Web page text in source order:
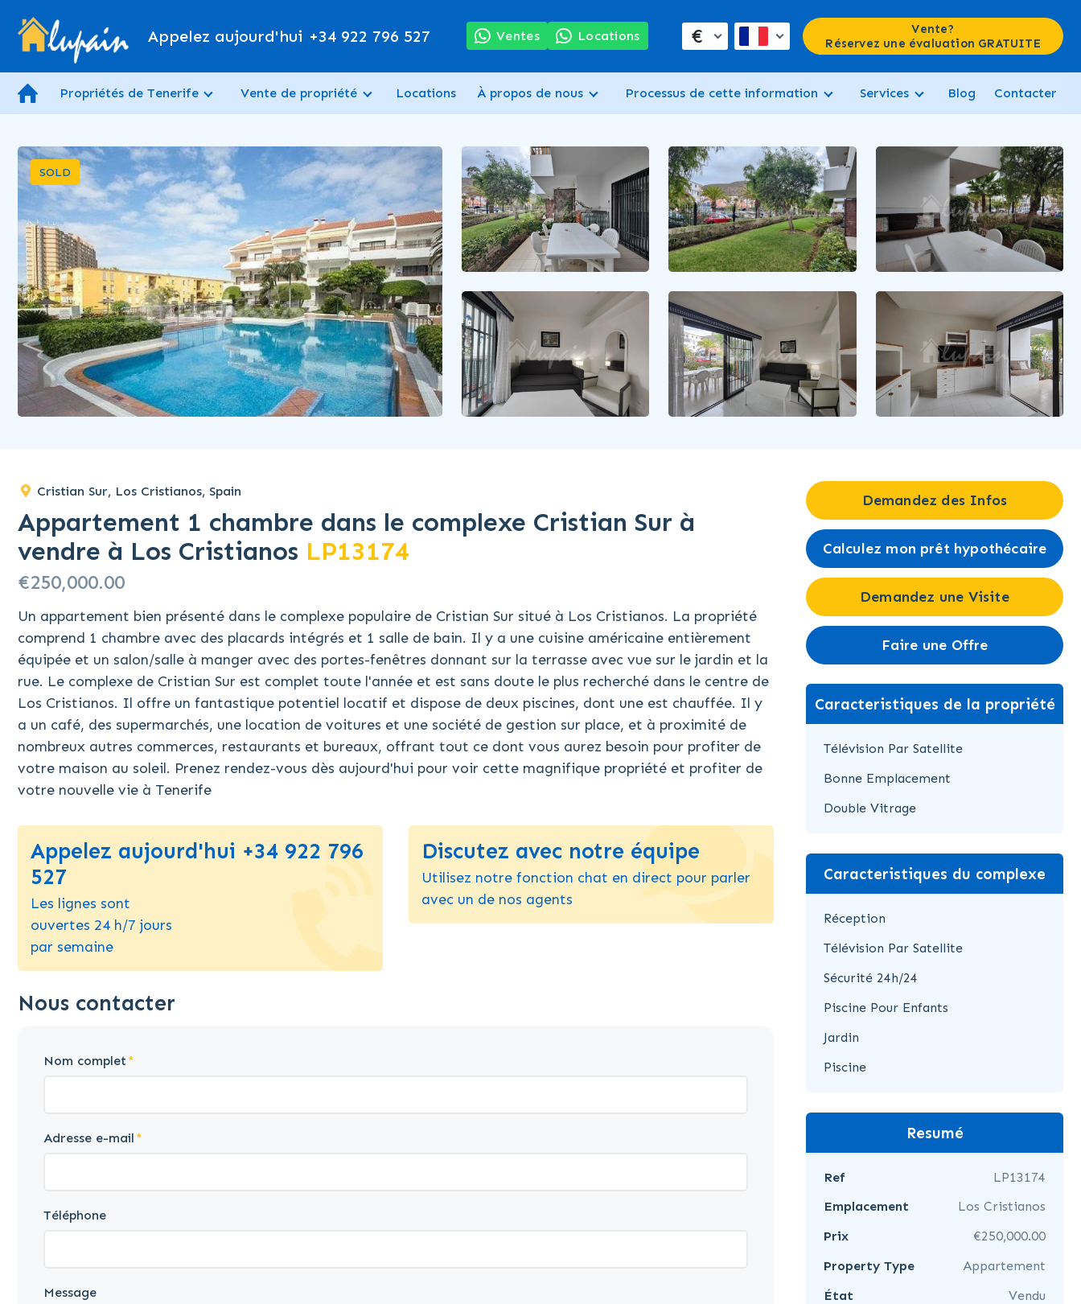
Appelez aujourd'hui +34 922 796 527 Ventes Locations €
Vente?
Réservez une évaluation GRATUITE
Propriétés de Tenerife Vente de propriété Locations À propos de nous Processus de cette information Services Blog Contacter
SOLD
Cristian Sur, Los Cristianos, Spain
Appartement 1 chambre dans le complexe Cristian Sur à
vendre à Los Cristianos LP13174
€250,000.00
Un appartement bien présenté dans le complexe populaire de Cristian Sur situé à Los Cristianos. La propriété
comprend 1 chambre avec des placards intégrés et 1 salle de bain. Il y a une cuisine américaine entièrement
équipée et un salon/salle à manger avec des portes-fenêtres donnant sur la terrasse avec vue sur le jardin et la
rue. Le complexe de Cristian Sur est complet toute l'année et est sans doute le plus recherché dans le centre de
Los Cristianos. Il offre un fantastique potentiel locatif et dispose de deux piscines, dont une est chauffée. Il y
a un café, des supermarchés, une location de voitures et une société de gestion sur place, et à proximité de
nombreux autres commerces, restaurants et bureaux, offrant tout ce dont vous aurez besoin pour profiter de
votre maison au soleil. Prenez rendez-vous dès aujourd'hui pour voir cette magnifique propriété et profiter de
votre nouvelle vie à Tenerife
Appelez aujourd'hui +34 922 796
527
Les lignes sont
ouvertes 24 h/7 jours
par semaine
Discutez avec notre équipe
Utilisez notre fonction chat en direct pour parler
avec un de nos agents
Nous contacter
Nom complet
Adresse e-mail
Téléphone
Message
Demandez des Infos
Calculez mon prêt hypothécaire
Demandez une Visite
Faire une Offre
Caracteristiques de la propriété
Télévision Par Satellite
Bonne Emplacement
Double Vitrage
Caracteristiques du complexe
Réception
Télévision Par Satellite
Sécurité 24h/24
Piscine Pour Enfants
Jardin
Piscine
Resumé
Ref
LP13174
Emplacement
Los Cristianos
Prix
€250,000.00
Property Type
Appartement
État
Vendu